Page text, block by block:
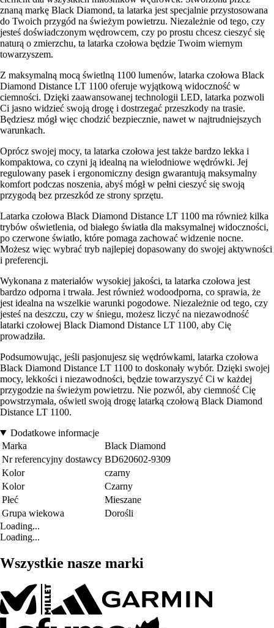
znaną markę Black Diamond, ta latarka jest specjalnie przystosowana
do Twoich przygód na świeżym powietrzu. Niezależnie od tego, czy
jesteś doświadczonym wędrowcem, czy po prostu chcesz cieszyć się
naturą o zmierzchu, ta latarka czołowa będzie Twoim wiernym
towarzyszem.
Z maksymalną mocą świetlną 1100 lumenów, latarka czołowa Black
Diamond Distance LT 1100 oferuje wyjątkową widoczność w
ciemności. Dzięki zaawansowanej technologii LED, latarka pozwoli
Ci jasno widzieć swoją drogę i dostrzegać przeszkody na trasie.
Będziesz mógł więc chodzić bezpiecznie, nawet w najtrudniejszych
warunkach.
Oprócz swojej mocy, ta latarka czołowa jest także bardzo lekka i
kompaktowa, co czyni ją idealną na wielodniowe wędrówki. Jej
regulowany pasek i ergonomiczny design gwarantują maksymalny
komfort podczas noszenia, abyś mógł w pełni cieszyć się swoją
przygodą bez przeszkód ze strony sprzętu.
Latarka czołowa Black Diamond Distance LT 1100 ma również kilka
trybów oświetlenia, od białego światła dla maksymalnej widoczności,
po czerwone światło, które pomaga zachować widzenie nocne.
Możesz więc wybrać tryb najlepiej dopasowany do swojej aktywności
i preferencji.
Wykonana z materiałów wysokiej jakości, ta latarka czołowa jest
bardzo odporna i trwała. Jest również wodoodporna, co sprawia, że
jest idealna na wszelkie warunki pogodowe. Niezależnie od tego, czy
jesteś na deszczu, czy w śniegu, możesz liczyć na niezawodność
latarki czołowej Black Diamond Distance LT 1100, aby Cię
prowadziła.
Podsumowując, jeśli pasjonujesz się wędrówkami, latarka czołowa
Black Diamond Distance LT 1100 to doskonały wybór. Dzięki swojej
mocy, lekkości i niezawodności, będzie towarzyszyć Ci w każdej
przygodzie na świeżym powietrzu. Nie pozwól, aby ciemność Cię
powstrzymała, oświetl swoją drogę latarką czołową Black Diamond
Distance LT 1100.
Dodatkowe informacje
Marka
Black Diamond
Nr referencyjny dostawcy BD620602-9309
Kolor
czarny
Kolor
Czarny
Płeć
Mieszane
Grupa wiekowa
Dorośli
Loading...
Loading...
Wszystkie nasze marki